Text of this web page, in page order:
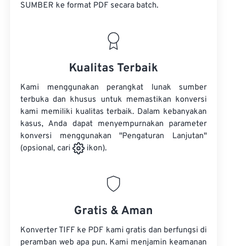
SUMBER ke format PDF secara batch.
Kualitas Terbaik
Kami menggunakan perangkat lunak sumber
terbuka dan khusus untuk memastikan konversi
kami memiliki kualitas terbaik. Dalam kebanyakan
kasus, Anda dapat menyempurnakan parameter
konversi menggunakan "Pengaturan Lanjutan"
(opsional, cari
ikon).
Gratis & Aman
Konverter TIFF ke PDF kami gratis dan berfungsi di
peramban web apa pun. Kami menjamin keamanan